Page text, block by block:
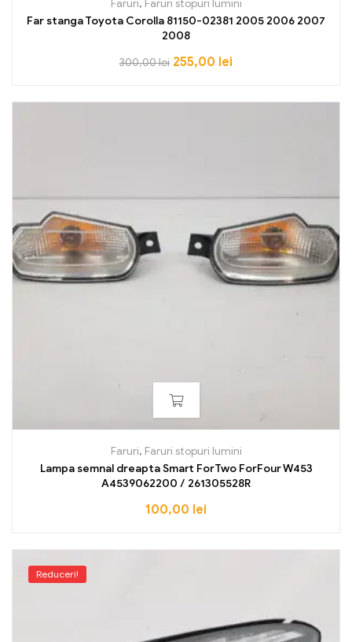
Faruri, Faruri stopuri lumini
Far stanga Toyota Corolla 81150-02381 2005 2006 2007
2008
300,00lei 255,00 lei
Faruri, Faruri stopuri lumini
Lampa semnal dreapta Smart ForTwo ForFour W453
A4539062200 / 261305528R
100,00 lei
Reduceri!